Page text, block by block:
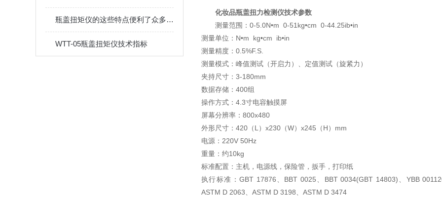
瓶盖扭矩仪的这些特点便利了众多行业
WTT-05瓶盖扭矩仪技术指标
化妆品瓶盖扭力检测仪技术参数
测量范围：0-5.0N•m 0-51kg•cm 0-44.25ib•in
测量单位：N•m kg•cm ib•in
测量精度：0.5%F.S.
测量模式：峰值测试（开启力）、定值测试（旋紧力）
夹持尺寸：3-180mm
数据存储：400组
操作方式：4.3寸电容触摸屏
屏幕分辨率：800x480
外形尺寸：420（L）x230（W）x245（H）mm
电源：220V 50Hz
重量：约10kg
标准配置：主机，电源线，保险管，扳手，打印纸
执行标准：GBT 17876、BBT 0025、BBT 0034(GBT 14803)、YBB
ASTM D 2063、ASTM D 3198、ASTM D 3474